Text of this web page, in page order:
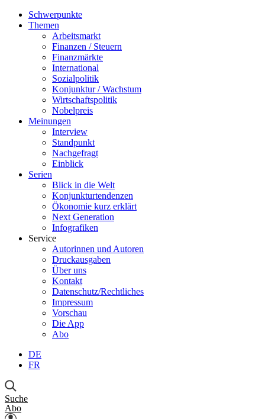
Schwerpunkte
Themen
Arbeitsmarkt
Finanzen / Steuern
Finanzmärkte
International
Sozialpolitik
Konjunktur / Wachstum
Wirtschaftspolitik
Nobelpreis
Meinungen
Interview
Standpunkt
Nachgefragt
Einblick
Serien
Blick in die Welt
Konjunkturtendenzen
Ökonomie kurz erklärt
Next Generation
Infografiken
Service
Autorinnen und Autoren
Druckausgaben
Über uns
Kontakt
Datenschutz/Rechtliches
Impressum
Vorschau
Die App
Abo
DE
FR
Suche
Abo